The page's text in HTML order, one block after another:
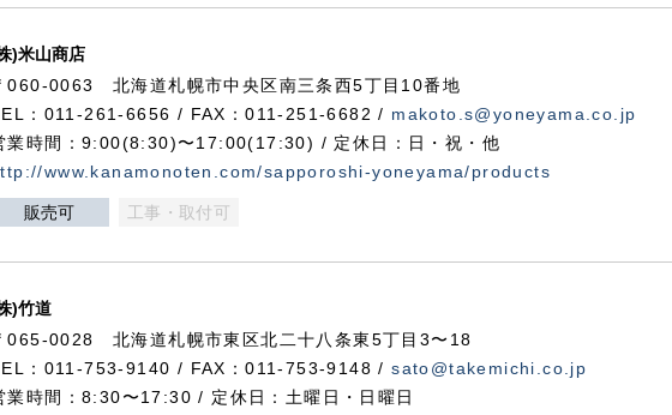
)米山商店
060-0063 北海道札幌市中央区南三条西5丁目10番地
：011-261-6656 / FAX：011-251-6682 / makoto.s@yoneyama.co.jp
業時間：9:00(8:30)〜17:00(17:30) / 定休日：日・祝・他
www.kanamonoten.com/sapporoshi-yoneyama/products
販売可 工事・取付可
)竹道
065-0028 北海道札幌市東区北二十八条東5丁目3〜18
：011-753-9140 / FAX：011-753-9148 /sato@takemichi.co.jp
業時間：8:30〜17:30 / 定休日：土曜日・日曜日